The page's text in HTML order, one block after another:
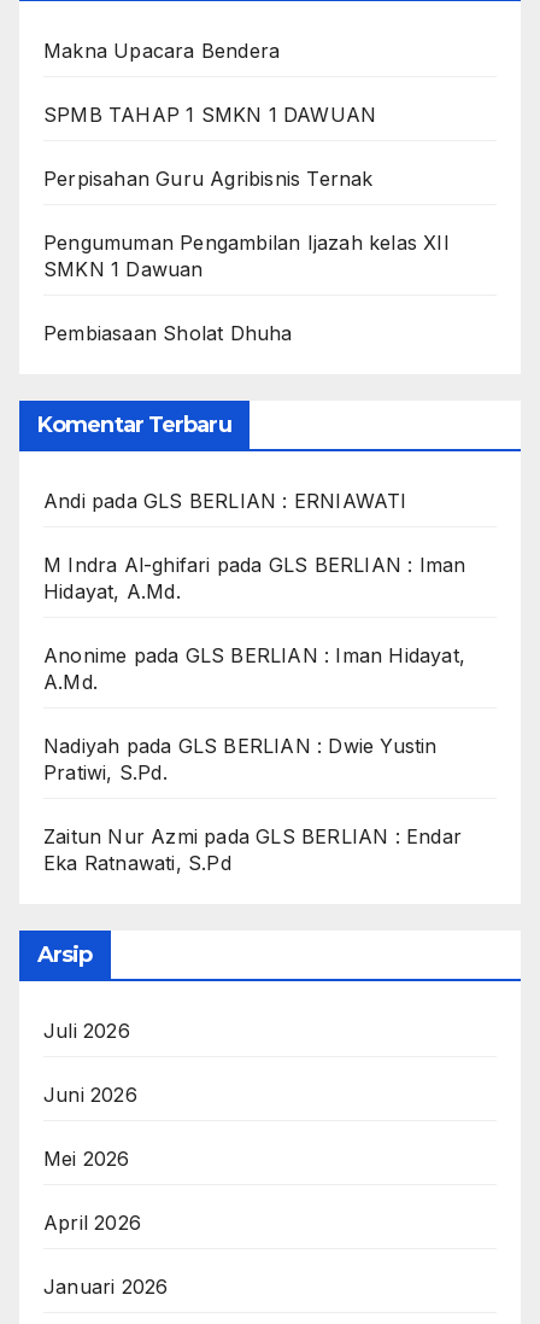
Makna Upacara Bendera
SPMB TAHAP 1 SMKN 1 DAWUAN
Perpisahan Guru Agribisnis Ternak
Pengumuman Pengambilan Ijazah kelas XII
SMKN 1 Dawuan
Pembiasaan Sholat Dhuha
Komentar Terbaru
AndipadaGLS BERLIAN : ERNIAWATI
M Indra Al-ghifari pada GLS BERLIAN : Iman
Hidayat, A.Md.
Anonime pada GLS BERLIAN : Iman Hidayat,
A.Md.
Nadiyah pada GLS BERLIAN : Dwie Yustin
Pratiwi, S.Pd.
Zaitun Nur Azmi padaGLS BERLIAN : Endar
Eka Ratnawati, S.Pd
Arsip
Juli 2026
Juni 2026
Mei 2026
April 2026
Januari 2026